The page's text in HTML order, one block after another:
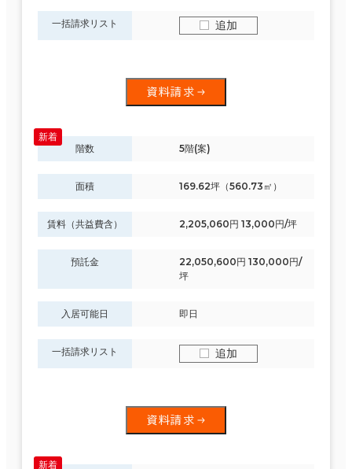
一括請求リスト 追加
資料請求
階数 5階(案)
面積 169.62坪（560.73㎡）
賃料（共益費含） 2,205,060円 13,000円/坪
預託金
22,050,600円 130,000円/
坪
入居可能日 即日
一括請求リスト 追加
資料請求